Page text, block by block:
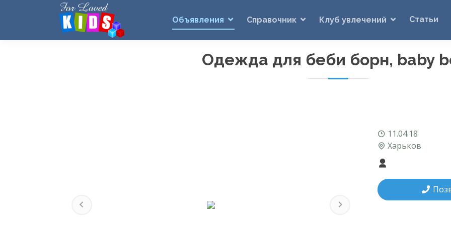
Объявления Справочник Клуб увлечений Статьи
Одежда для беби борн, baby
Previous Next
11.04.18
Харьков